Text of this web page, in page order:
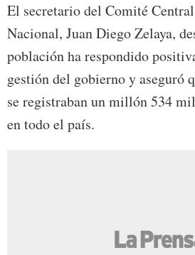
El secretario del Comité
Nacional, Juan Diego Zelaya,
población ha respondido
gestión del gobierno y aseguró
se registraban un millón 534
en todo el país.